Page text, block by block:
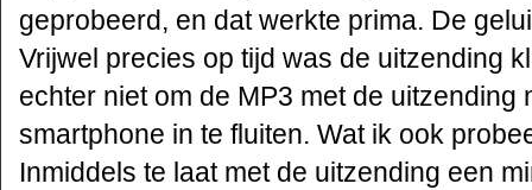
geprobeerd, en dat werkte prima. De
Vrijwel precies op tijd was de uitzending
echter niet om de MP3 met de uitzending
smartphone in te fluiten. Wat ik ook
Inmiddels te laat met de uitzending een